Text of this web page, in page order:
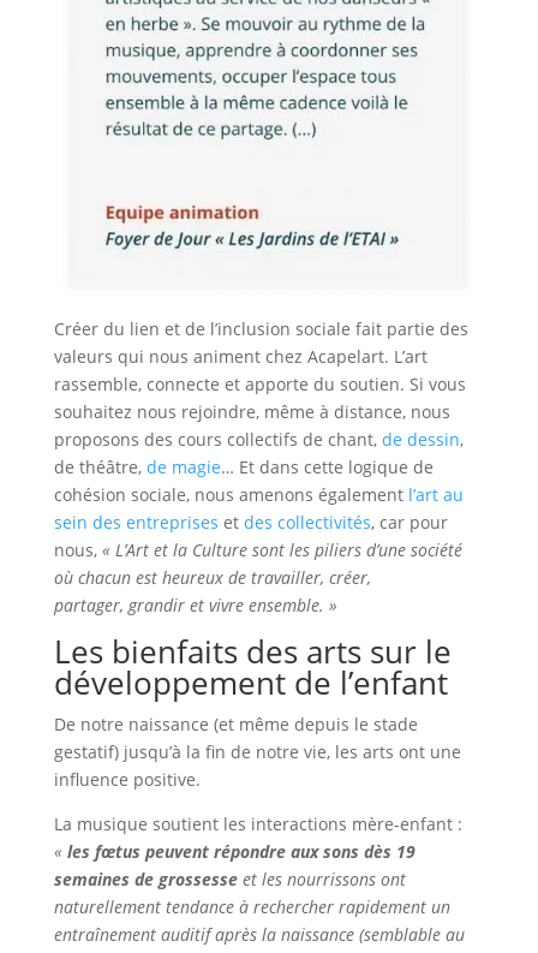
Créer du lien et de l’inclusion sociale fait partie des
valeurs qui nous animent chez Acapelart. L’art
rassemble, connecte et apporte du soutien. Si vous
souhaitez nous rejoindre, même à distance, nous
proposons des cours collectifs de chant, de dessin,
de théâtre, de magie… Et dans cette logique de
cohésion sociale, nous amenons également l’art au
sein des entreprises et des collectivités, car pour
nous, « L’Art et la Culture sont les piliers d’une société
où chacun est heureux de travailler, créer,
partager, grandir et vivre ensemble. »
Les bienfaits des arts sur le
développement de l’enfant
De notre naissance (et même depuis le stade
gestatif) jusqu’à la fin de notre vie, les arts ont une
influence positive.
La musique soutient les interactions mère-enfant :
« les fœtus peuvent répondre aux sons dès 19
semaines de grossesseet les nourrissons ont
naturellement tendance à rechercher rapidement un
entraînement auditif après la naissance (semblable au